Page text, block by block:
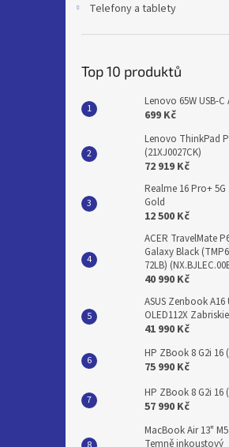
Telefony a tablety
Top 10 produktů
Lenovo 65W USB-
699 Kč
Lenovo ThinkPad
(21XJ0027CK)
72 919 Kč
Realme 16 Pro+ 5G
Gold
12 500 Kč
ACER TravelMate
Galaxy Black
72LB)
40 990 Kč
ASUS Zenbook A16
OLED112X
41 990 Kč
HP ZBook 8 G2i 16
75 990 Kč
HP ZBook 8 G2i 16
57 990 Kč
MacBook Air 13"
Temně inkoustový